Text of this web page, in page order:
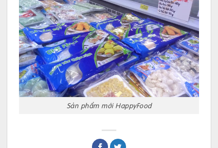
Sản phẩm mới HappyFood